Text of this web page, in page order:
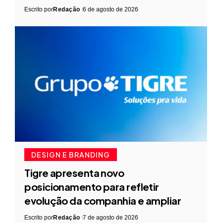
Escrito porRedação 6 de agosto de 2026
DESIGN E BRANDING
Tigre apresenta novo
posicionamento para refletir
evolução da companhia e ampliar
Escrito porRedação 7 de agosto de 2026